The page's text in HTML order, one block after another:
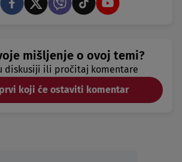
mišljenje o ovoj temi?
diskusiji ili pročitaj komentare
koji će ostaviti komentar